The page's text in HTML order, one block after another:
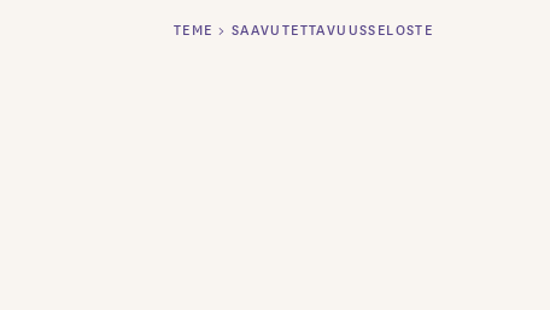
TEME > SAAVUTETTAVUUSSELOSTE